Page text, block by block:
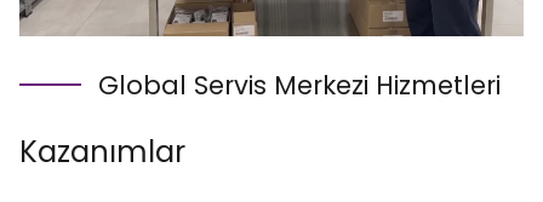
Global Servis Merkezi Hizmetleri
Kazanımlar